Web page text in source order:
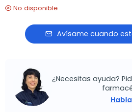
No disponible
Avísame cuando
¿Necesitas ayuda?